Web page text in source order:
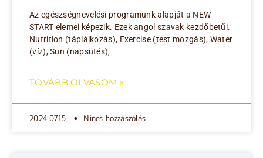
Az egészségnevelési programunk alapját a NEW
START elemei képezik. Ezek angol szavak kezdőbetűi.
Nutrition (táplálkozás), Exercise (test mozgás), Water
(víz), Sun (napsütés),
TOVÁBB OLVASOM »
2024.07.15. Nincs hozzászólás